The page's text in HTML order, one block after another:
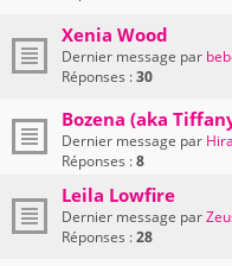
Xenia Wood
Dernier message par
Réponses :30
Bozena (aka
Dernier message par Hira
Réponses :8
Leila Lowfire
Dernier message par
Réponses :28